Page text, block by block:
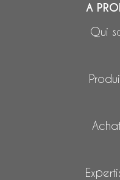
A
Qui